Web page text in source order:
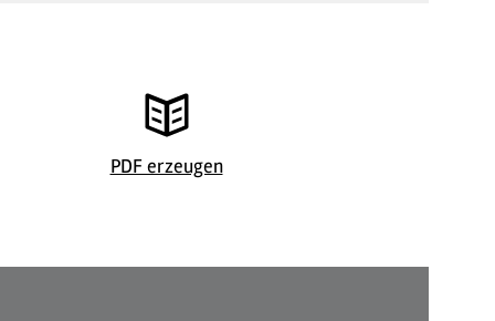
PDF erzeugen